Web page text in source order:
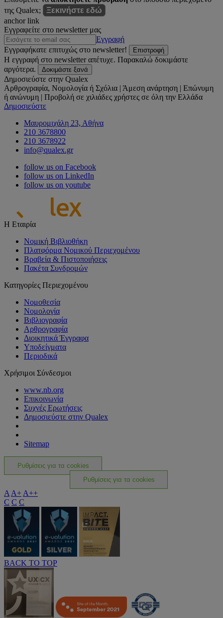
της Qualex;
Ξεκινήστε εδώ
anchor link
Εγγραφείτε στο newsletter μας
Εγγραφή
Εγγραφήκατε επιτυχώς στο newsletter!
Επιστροφή
Η εγγραφή στο newsletter απέτυχε. Παρακαλώ δοκιμάστε
αργότερα.
Δοκιμάστε ξανά
Δημοσιεύστε στην Qualex
Αρθρογραφία, Νομολογία ή Σχόλια | Άμεση ανάρτηση | Επώνυμη
ή ανώνυμη | Προβολή σε χιλιάδες χρήστες σε όλη την Ελλάδα
Δημοσιεύστε
Μαυρομιχάλη 23, Αθήνα
210 3678800
210 3678922
info@qualex.gr
follow us on Facebook
follow us on LinkedIn
follow us on youtube
Η Εταιρία
Νομική Βιβλιοθήκη
Πλατφόρμα Νομικού Περιεχομένου
Βραβεία & Πιστοποιήσεις
Πακέτα Συνδρομών
Κατηγορίες Περιεχομένου
Νομοθεσία
Νομολογία
Βιβλιογραφία
Αρθρογραφία
Διοικητικά Έγγραφα
Υποδείγματα
Περιοδικά
Χρήσιμοι Σύνδεσμοι
www.nb.org
Επικοινωνία
Συχνές Ερωτήσεις
Δημοσιεύστε στην Qualex
Sitemap
Ρυθμίσεις για τα cookies
Ρυθμίσεις για τα cookies
AA+A++
C C C
BACK TO TOP